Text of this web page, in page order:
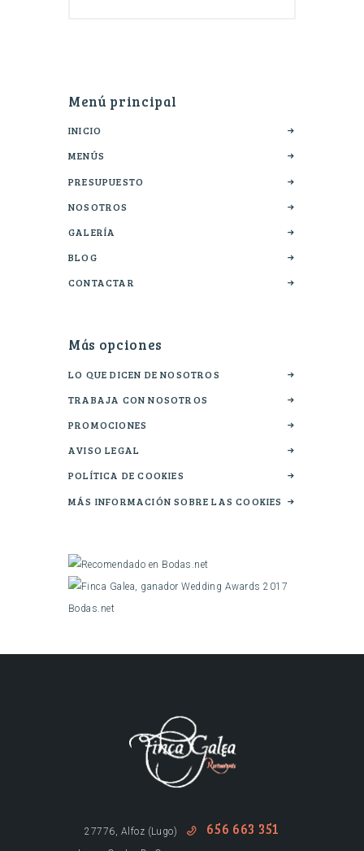
Menú principal
INICIO
MENÚS
PRESUPUESTO
NOSOTROS
GALERÍA
BLOG
CONTACTAR
Más opciones
LO QUE DICEN DE NOSOTROS
TRABAJA CON NOSOTROS
PROMOCIONES
AVISO LEGAL
POLÍTICA DE COOKIES
MÁS INFORMACIÓN SOBRE LAS COOKIES
656 663 351
27776, Alfoz (Lugo)